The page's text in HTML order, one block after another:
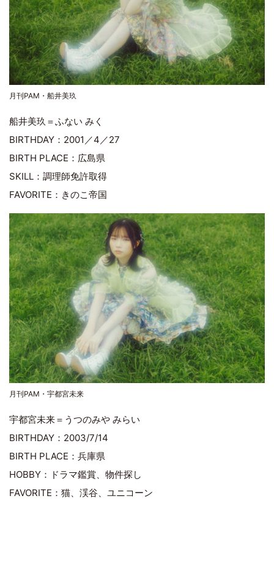
月刊PAM・船井美玖
船井美玖＝ふない みく
BIRTHDAY：2001／4／27
BIRTH PLACE：広島県
SKILL：調理師免許取得
FAVORITE：きのこ帝国
月刊PAM・宇都宮未来
宇都宮未来＝うつのみや みらい
BIRTHDAY：2003/7/14
BIRTH PLACE：兵庫県
HOBBY：ドラマ鑑賞、物件探し
FAVORITE：猫、渓谷、ユニコーン